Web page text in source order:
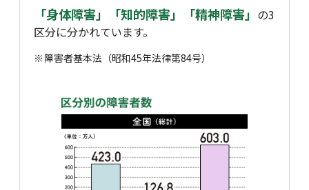
「身体障害」「知的障害」「精神障害」 の3
区分に分かれています。
障害者基本法（昭和45年法律第84号）